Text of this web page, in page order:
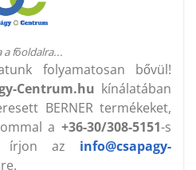
a főoldalra...
folyamatosan bővül!
Centrum.hu kínálatában
BERNER termékeket,
a +36-30/308-5151-s
írjon az info@csapagy-